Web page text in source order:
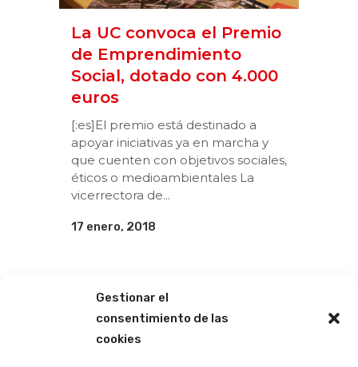
Gestionar el
consentimiento de las
cookies
La UC convoca el Premio
de Emprendimiento
Social, dotado con 4.000
euros
[:es]El premio está destinado a
apoyar iniciativas ya en marcha y
que cuenten con objetivos sociales,
éticos o medioambientales La
vicerrectora de...
17 enero, 2018